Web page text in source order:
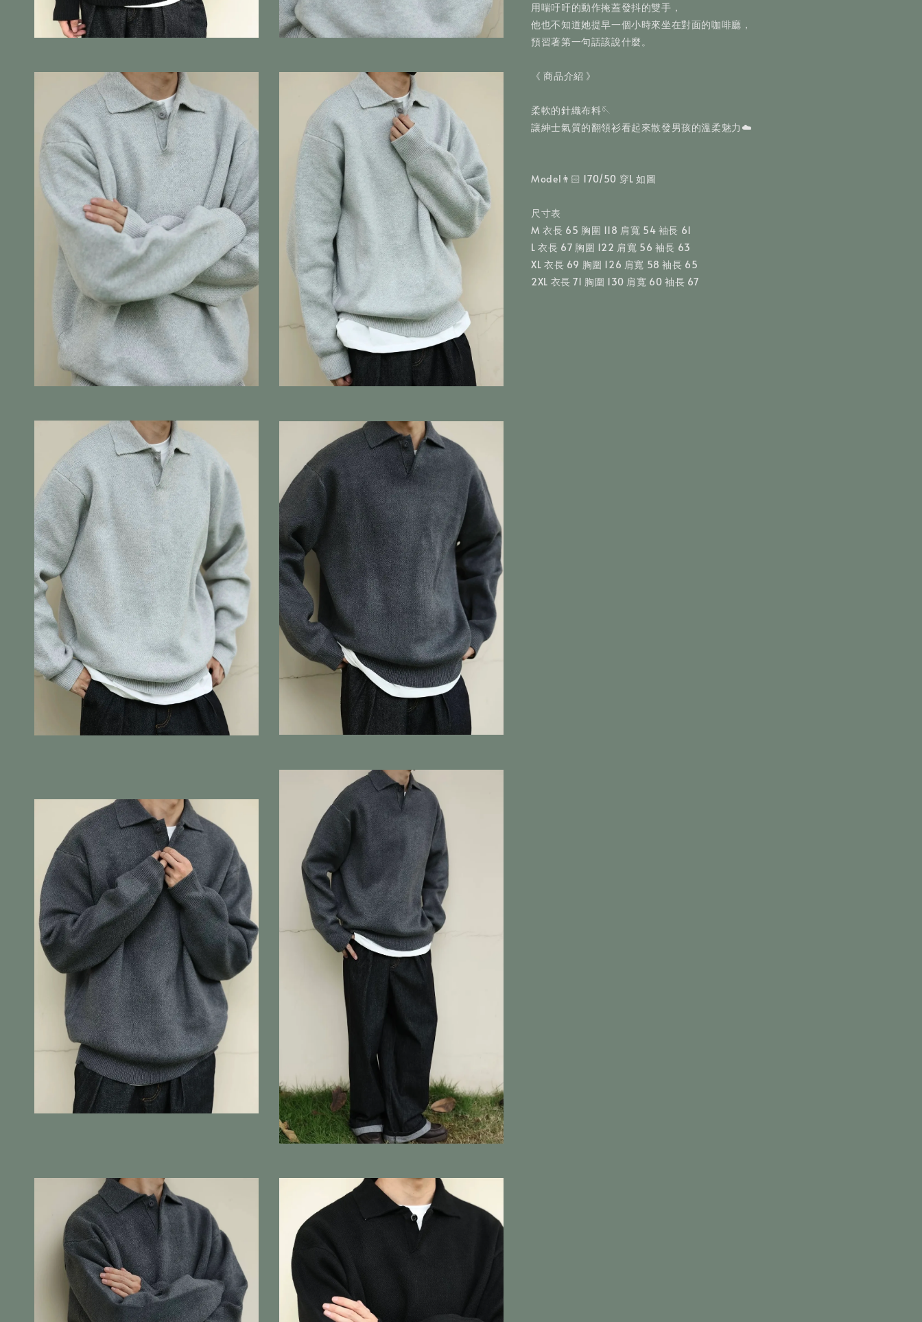
用喘吁吁的動作掩蓋發抖的雙手，
他也不知道她提早一個小時來坐在對面的咖啡廳，
預習著第一句話該說什麼。
《 商品介紹 》
柔軟的針織布料🪡
讓紳士氣質的翻領衫看起來散發男孩的溫柔魅力☁️
Model👨🏻 170/50 穿L 如圖
尺寸表
M 衣長 65 胸圍 118 肩寬 54 袖長 61
L 衣長 67 胸圍 122 肩寬 56 袖長 63
XL 衣長 69 胸圍 126 肩寬 58 袖長 65
2XL 衣長 71 胸圍 130 肩寬 60 袖長 67